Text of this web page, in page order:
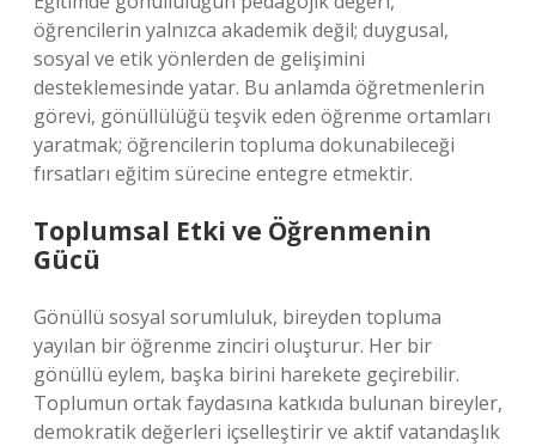
öğrencilerin yalnızca akademik değil; duygusal,
sosyal ve etik yönlerden de gelişimini
desteklemesinde yatar. Bu anlamda öğretmenlerin
görevi, gönüllülüğü teşvik eden öğrenme ortamları
yaratmak; öğrencilerin topluma dokunabileceği
fırsatları eğitim sürecine entegre etmektir.
Toplumsal Etki ve Öğrenmenin
Gücü
Gönüllü sosyal sorumluluk, bireyden topluma
yayılan bir öğrenme zinciri oluşturur. Her bir
gönüllü eylem, başka birini harekete geçirebilir.
Toplumun ortak faydasına katkıda bulunan bireyler,
demokratik değerleri içselleştirir ve aktif vatandaşlık